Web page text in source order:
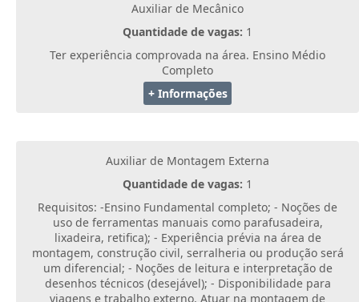
Auxiliar de Mecânico
Quantidade de vagas: 1
Ter experiência comprovada na área. Ensino Médio
Completo
+ Informações
Auxiliar de Montagem Externa
Quantidade de vagas: 1
Requisitos: -Ensino Fundamental completo; - Noções de
uso de ferramentas manuais como parafusadeira,
lixadeira, retifica); - Experiência prévia na área de
montagem, construção civil, serralheria ou produção será
um diferencial; - Noções de leitura e interpretação de
desenhos técnicos (desejável); - Disponibilidade para
viagens e trabalho externo. Atuar na montagem de